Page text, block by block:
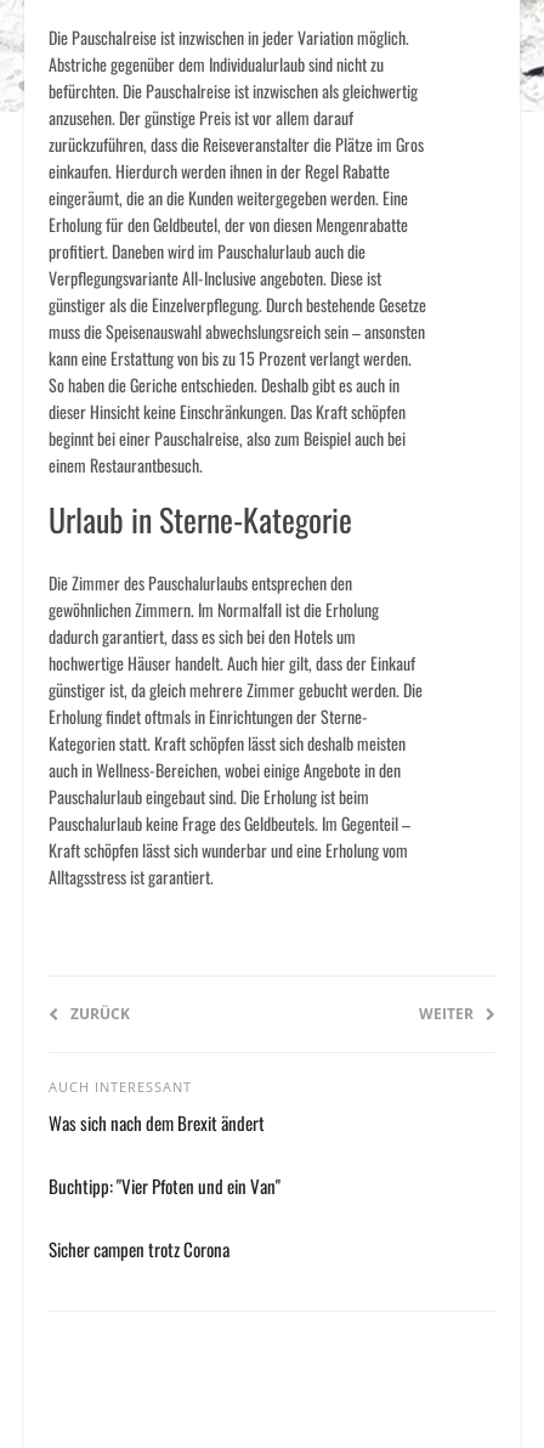
Die Pauschalreise ist inzwischen in jeder Variation möglich.
Abstriche gegenüber dem Individualurlaub sind nicht zu
befürchten. Die Pauschalreise ist inzwischen als gleichwertig
anzusehen. Der günstige Preis ist vor allem darauf
zurückzuführen, dass die Reiseveranstalter die Plätze im Gros
einkaufen. Hierdurch werden ihnen in der Regel Rabatte
eingeräumt, die an die Kunden weitergegeben werden. Eine
Erholung für den Geldbeutel, der von diesen Mengenrabatte
profitiert. Daneben wird im Pauschalurlaub auch die
Verpflegungsvariante All-Inclusive angeboten. Diese ist
günstiger als die Einzelverpflegung. Durch bestehende Gesetze
muss die Speisenauswahl abwechslungsreich sein – ansonsten
kann eine Erstattung von bis zu 15 Prozent verlangt werden.
So haben die Geriche entschieden. Deshalb gibt es auch in
dieser Hinsicht keine Einschränkungen. Das Kraft schöpfen
beginnt bei einer Pauschalreise, also zum Beispiel auch bei
einem Restaurantbesuch.
Urlaub in Sterne-Kategorie
Die Zimmer des Pauschalurlaubs entsprechen den
gewöhnlichen Zimmern. Im Normalfall ist die Erholung
dadurch garantiert, dass es sich bei den Hotels um
hochwertige Häuser handelt. Auch hier gilt, dass der Einkauf
günstiger ist, da gleich mehrere Zimmer gebucht werden. Die
Erholung findet oftmals in Einrichtungen der Sterne-
Kategorien statt. Kraft schöpfen lässt sich deshalb meisten
auch in Wellness-Bereichen, wobei einige Angebote in den
Pauschalurlaub eingebaut sind. Die Erholung ist beim
Pauschalurlaub keine Frage des Geldbeutels. Im Gegenteil –
Kraft schöpfen lässt sich wunderbar und eine Erholung vom
Alltagsstress ist garantiert.
ZURÜCK WEITER
AUCH INTERESSANT
Was sich nach dem Brexit ändert
Buchtipp: "Vier Pfoten und ein Van"
Sicher campen trotz Corona